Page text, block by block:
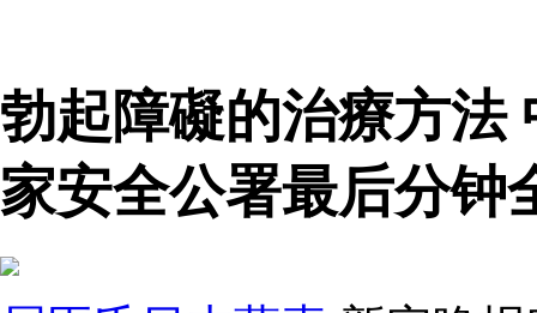
勃起障礙的治療方法
家安全公署最后分钟